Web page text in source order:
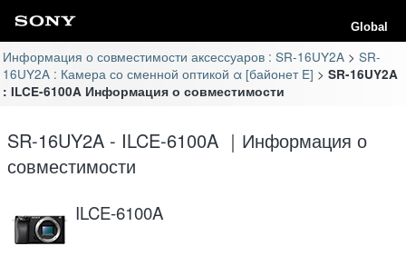
Global
Информация о совместимости аксессуаров : SR-16UY2A
SR-
16UY2A : Камера со сменной оптикой α [байонет E]
SR-16UY2A
: ILCE-6100A Информация о совместимости
SR-16UY2A - ILCE-6100A ｜Информация о
совместимости
ILCE-6100A